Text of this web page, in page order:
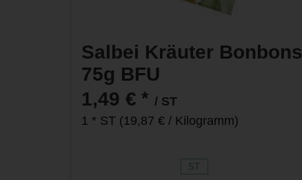
Salbei Kräuter Bonbons
75g BFU
1,49 € * / ST
1 * ST (19,87 € / Kilogramm)
ST